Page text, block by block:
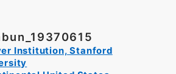
Institution, Stanford